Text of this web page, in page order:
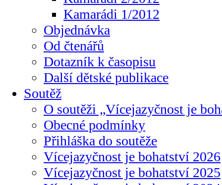
Kamarádi 1/2012
Objednávka
Od čtenářů
Dotazník k časopisu
Další dětské publikace
Soutěž
O soutěži „Vícejazyčnost je
Obecné podmínky
Přihláška do soutěže
Vícejazyčnost je bohatství 2026
Vícejazyčnost je bohatství 2025